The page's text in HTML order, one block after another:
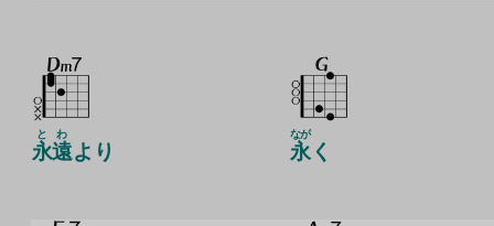
永遠
とわ
より 永
なが
く